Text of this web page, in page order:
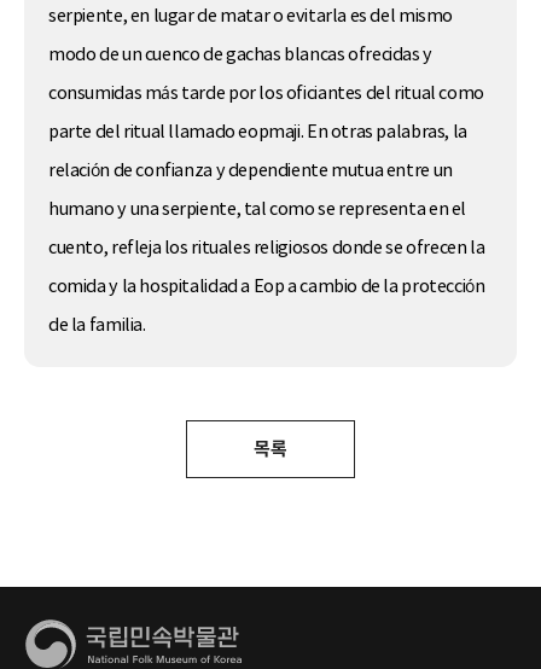
serpiente, en lugar de matar o evitarla es del mismo
modo de un cuenco de gachas blancas ofrecidas y
consumidas más tarde por los oficiantes del ritual como
parte del ritual llamado eopmaji. En otras palabras, la
relación de confianza y dependiente mutua entre un
humano y una serpiente, tal como se representa en el
cuento, refleja los rituales religiosos donde se ofrecen la
comida y la hospitalidad a Eop a cambio de la protección
de la familia.
목록